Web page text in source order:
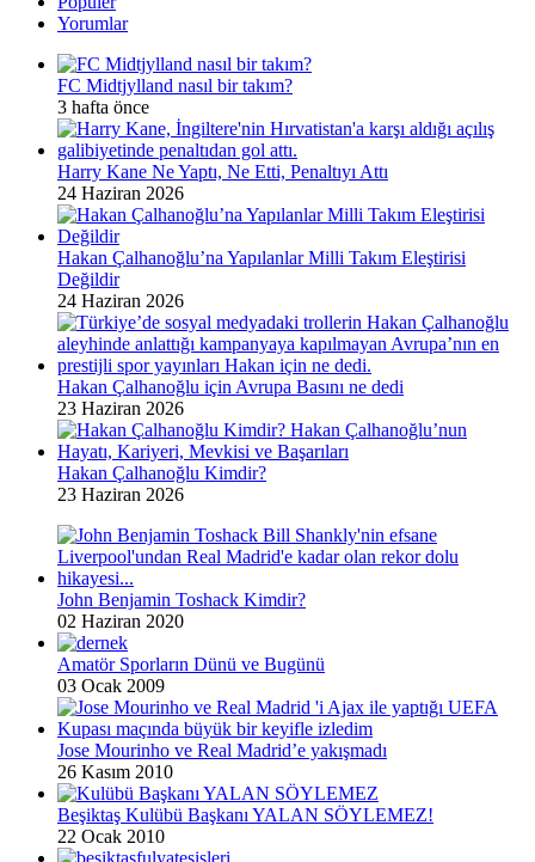
Yorumlar
FC Midtjylland nasıl bir takım?
3 hafta önce
Harry Kane Ne Yaptı, Ne Etti, Penaltıyı Attı
24 Haziran 2026
Hakan Çalhanoğlu’na Yapılanlar Milli Takım Eleştirisi
Değildir
24 Haziran 2026
Hakan Çalhanoğlu için Avrupa Basını ne dedi
23 Haziran 2026
Hakan Çalhanoğlu Kimdir?
23 Haziran 2026
John Benjamin Toshack Kimdir?
02 Haziran 2020
Amatör Sporların Dünü ve Bugünü
03 Ocak 2009
Jose Mourinho ve Real Madrid’e yakışmadı
26 Kasım 2010
Beşiktaş Kulübü Başkanı YALAN SÖYLEMEZ!
22 Ocak 2010